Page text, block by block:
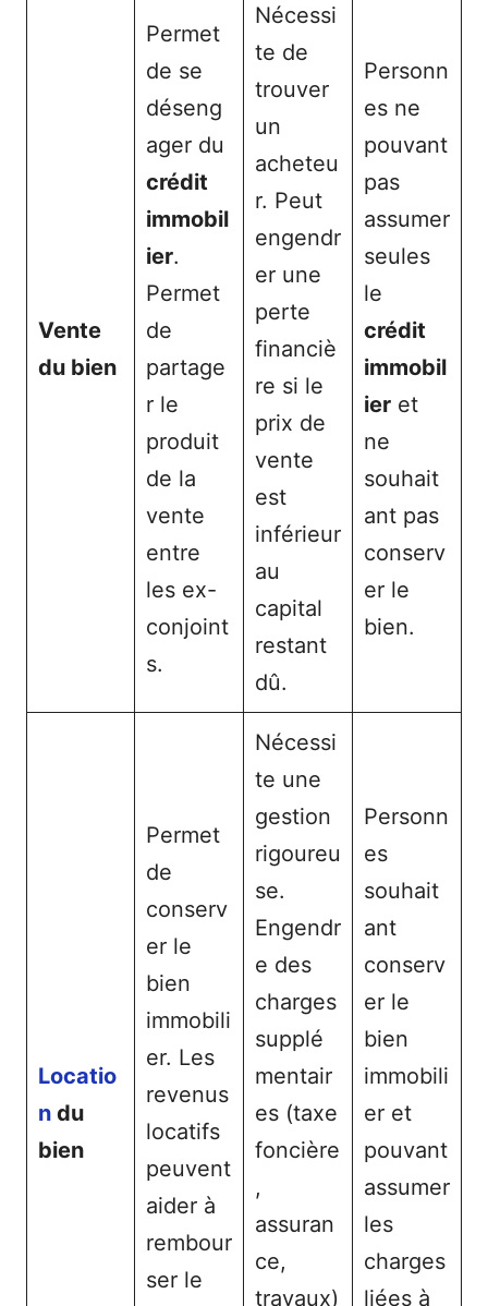
Vente
du bien
Permet
de se
déseng
ager du
crédit
immobil
ier.
Permet
de
partage
r le
produit
de la
vente
entre
les ex-
conjoint
s.
Nécessi
te de
trouver
un
acheteu
r. Peut
engendr
er une
perte
financiè
re si le
prix de
vente
est
inférieur
au
capital
restant
dû.
Personn
es ne
pouvant
pas
assumer
seules
le
crédit
immobil
ier et
ne
souhait
ant pas
conserv
er le
bien.
Locatio
n du
bien
Permet
de
conserv
er le
bien
immobili
er. Les
revenus
locatifs
peuvent
aider à
rembour
ser le
Nécessi
te une
gestion
rigoureu
se.
Engendr
e des
charges
supplé
mentair
es (taxe
foncière
,
assuran
ce,
travaux)
Personn
es
souhait
ant
conserv
er le
bien
immobili
er et
pouvant
assumer
les
charges
liées à